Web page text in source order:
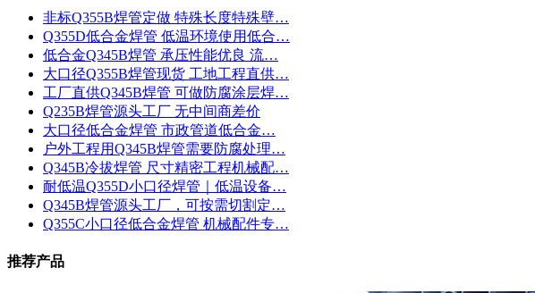
非标Q355B焊管定做 特殊长度特殊壁…
Q355D低合金焊管 低温环境使用低合…
低合金Q345B焊管 承压性能优良 流…
大口径Q355B焊管现货 工地工程直供…
工厂直供Q345B焊管 可做防腐涂层焊…
Q235B焊管源头工厂 无中间商差价
大口径低合金焊管 市政管道低合金…
户外工程用Q345B焊管需要防腐处理…
Q345B冷拔焊管 尺寸精密工程机械配…
耐低温Q355D小口径焊管｜低温设备…
Q345B焊管源头工厂，可按需切割定…
Q355C小口径低合金焊管 机械配件专…
推荐产品